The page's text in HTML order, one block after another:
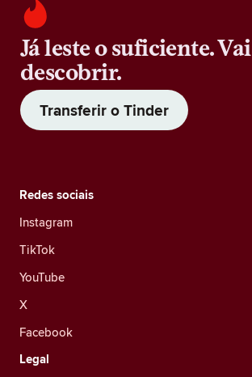
Já leste o suficiente. Vai
descobrir.
Transferir o Tinder
Redes sociais
Instagram
TikTok
YouTube
X
Facebook
Legal